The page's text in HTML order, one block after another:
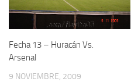
Fecha 13 – Huracán Vs.
Arsenal
9 NOVIEMBRE, 2009